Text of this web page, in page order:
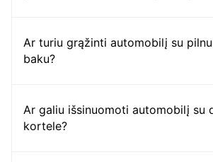
Ar turiu grąžinti automobilį su
baku?
Ar galiu išsinuomoti automobilį su
kortele?